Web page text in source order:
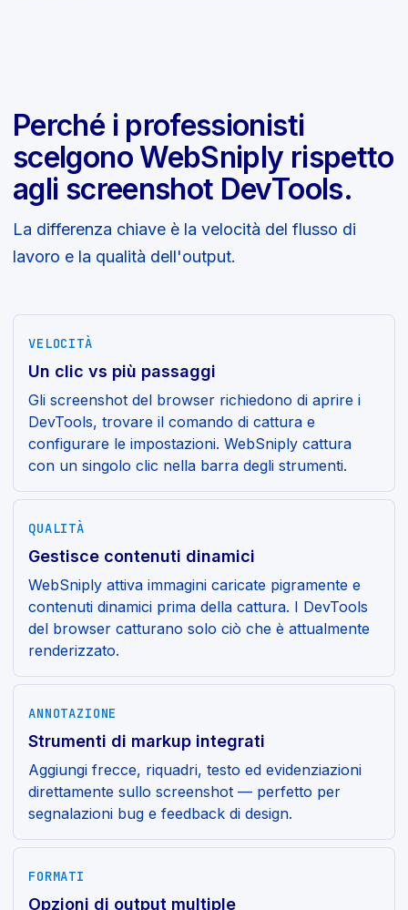
Perché i professionisti
scelgono WebSniply rispetto
agli screenshot DevTools.
La differenza chiave è la velocità del flusso di
lavoro e la qualità dell'output.
VELOCITÀ
Un clic vs più passaggi
Gli screenshot del browser richiedono di aprire i
DevTools, trovare il comando di cattura e
configurare le impostazioni. WebSniply cattura
con un singolo clic nella barra degli strumenti.
QUALITÀ
Gestisce contenuti dinamici
WebSniply attiva immagini caricate pigramente e
contenuti dinamici prima della cattura. I DevTools
del browser catturano solo ciò che è attualmente
renderizzato.
ANNOTAZIONE
Strumenti di markup integrati
Aggiungi frecce, riquadri, testo ed evidenziazioni
direttamente sullo screenshot — perfetto per
segnalazioni bug e feedback di design.
FORMATI
Opzioni di output multiple